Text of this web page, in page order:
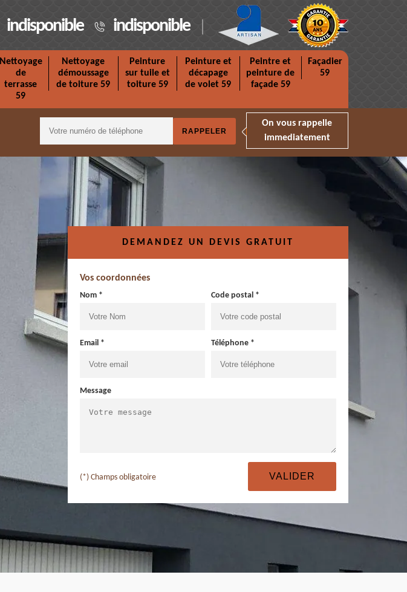
indisponible indisponible
Nettoyage
de
terrasse
59
Nettoyage
démoussage
de toiture 59
Peinture
sur tuile et
toiture 59
Peinture et
décapage
de volet 59
Peintre et
peinture de
façade 59
Façadier
59
On vous rappelle
immediatement
DEMANDEZ UN DEVIS GRATUIT
Vos coordonnées
Nom * Code postal *
Email * Téléphone *
Message
(*) Champs obligatoire